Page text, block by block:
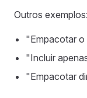
Outros exemplos:
"Empacotar
"Incluir
"Empacotar